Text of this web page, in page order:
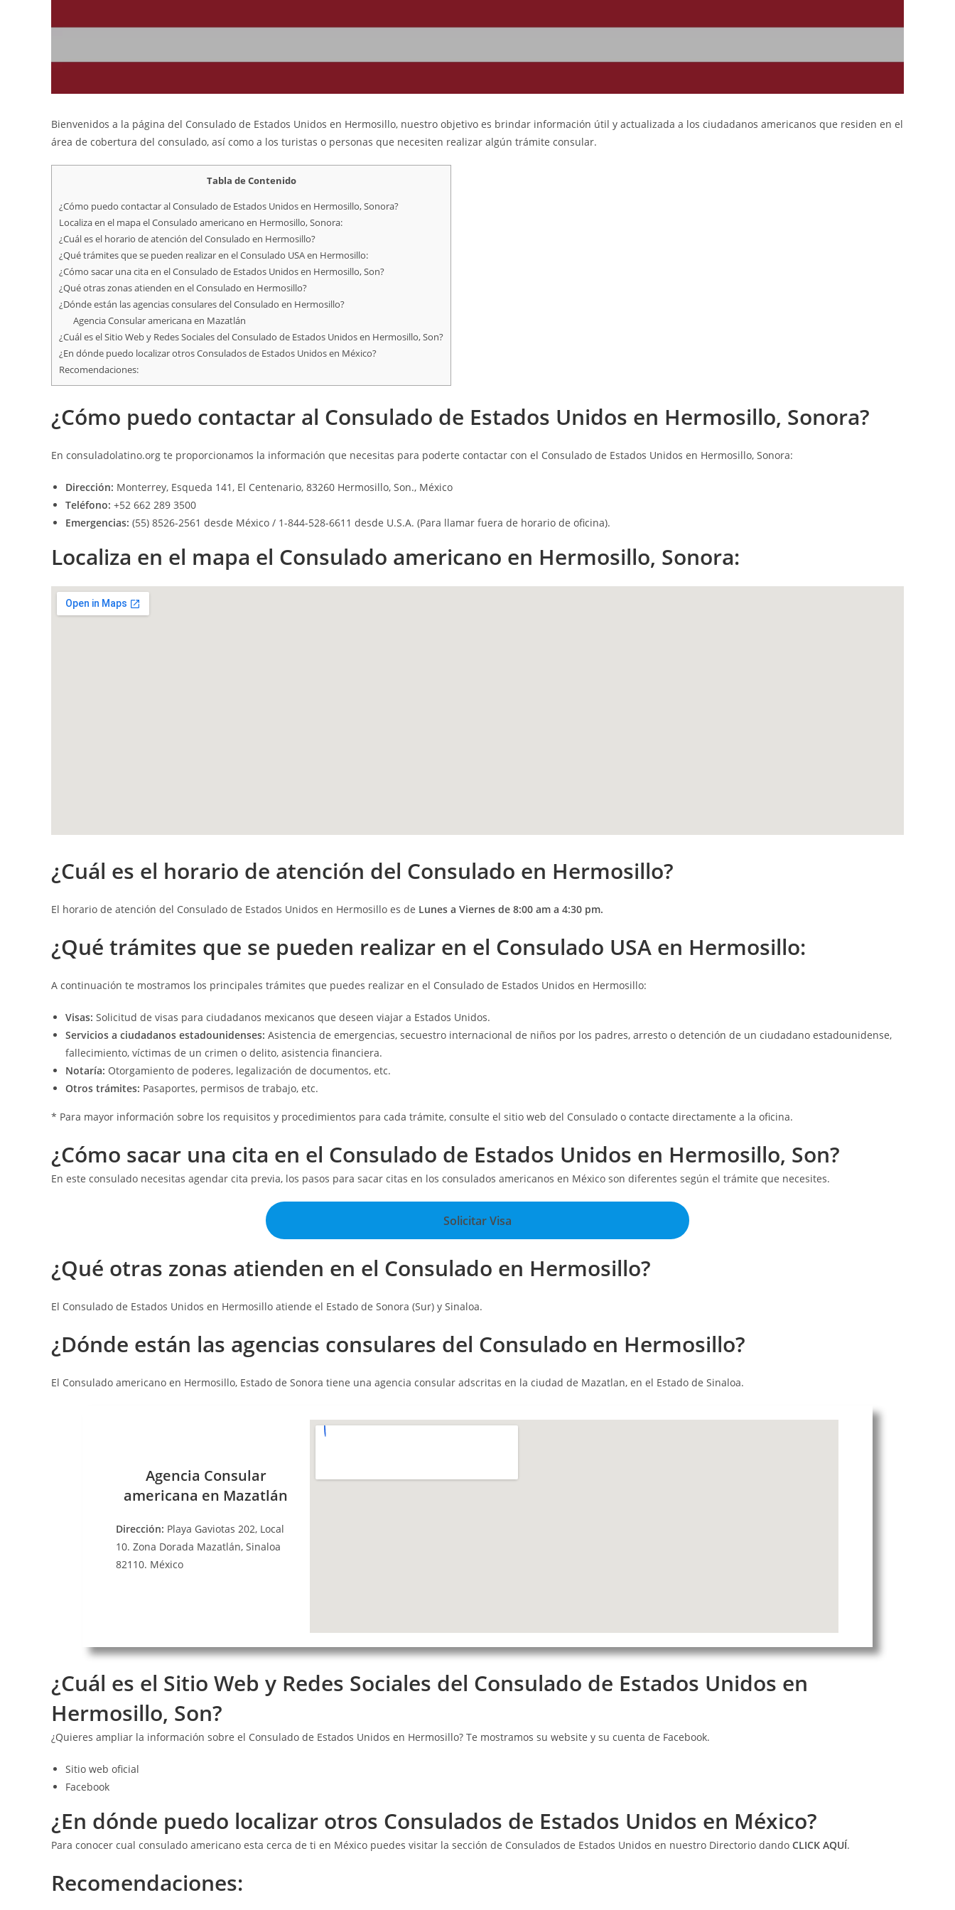
Bienvenidos a la página del Consulado de Estados Unidos en Hermosillo, nuestro objetivo es brindar información útil y actualizada a los ciudadanos americanos que residen en el
área de cobertura del consulado, así como a los turistas o personas que necesiten realizar algún trámite consular.
Tabla de Contenido
¿Cómo puedo contactar al Consulado de Estados Unidos en Hermosillo, Sonora?
Localiza en el mapa el Consulado americano en Hermosillo, Sonora:
¿Cuál es el horario de atención del Consulado en Hermosillo?
¿Qué trámites que se pueden realizar en el Consulado USA en Hermosillo:
¿Cómo sacar una cita en el Consulado de Estados Unidos en Hermosillo, Son?
¿Qué otras zonas atienden en el Consulado en Hermosillo?
¿Dónde están las agencias consulares del Consulado en Hermosillo?
Agencia Consular americana en Mazatlán
¿Cuál es el Sitio Web y Redes Sociales del Consulado de Estados Unidos en Hermosillo, Son?
¿En dónde puedo localizar otros Consulados de Estados Unidos en México?
Recomendaciones:
¿Cómo puedo contactar al Consulado de Estados Unidos en Hermosillo, Sonora?
En consuladolatino.org te proporcionamos la información que necesitas para poderte contactar con el Consulado de Estados Unidos en Hermosillo, Sonora:
Dirección: Monterrey, Esqueda 141, El Centenario, 83260 Hermosillo, Son., México
Teléfono: +52 662 289 3500
Emergencias: (55) 8526-2561 desde México / 1-844-528-6611 desde U.S.A. (Para llamar fuera de horario de oficina).
Localiza en el mapa el Consulado americano en Hermosillo, Sonora:
¿Cuál es el horario de atención del Consulado en Hermosillo?
El horario de atención del Consulado de Estados Unidos en Hermosillo es de Lunes a Viernes de 8:00 am a 4:30 pm.
¿Qué trámites que se pueden realizar en el Consulado USA en Hermosillo:
A continuación te mostramos los principales trámites que puedes realizar en el Consulado de Estados Unidos en Hermosillo:
Visas: Solicitud de visas para ciudadanos mexicanos que deseen viajar a Estados Unidos.
Servicios a ciudadanos estadounidenses: Asistencia de emergencias, secuestro internacional de niños por los padres, arresto o detención de un ciudadano estadounidense,
fallecimiento, víctimas de un crimen o delito, asistencia financiera.
Notaría: Otorgamiento de poderes, legalización de documentos, etc.
Otros trámites: Pasaportes, permisos de trabajo, etc.
* Para mayor información sobre los requisitos y procedimientos para cada trámite, consulte el sitio web del Consulado o contacte directamente a la oficina.
¿Cómo sacar una cita en el Consulado de Estados Unidos en Hermosillo, Son?
En este consulado necesitas agendar cita previa, los pasos para sacar citas en los consulados americanos en México son diferentes según el trámite que necesites.
Solicitar Visa
¿Qué otras zonas atienden en el Consulado en Hermosillo?
El Consulado de Estados Unidos en Hermosillo atiende el Estado de Sonora (Sur) y Sinaloa.
¿Dónde están las agencias consulares del Consulado en Hermosillo?
El Consulado americano en Hermosillo, Estado de Sonora tiene una agencia consular adscritas en la ciudad de Mazatlan, en el Estado de Sinaloa.
Agencia Consular
americana en Mazatlán
Dirección: Playa Gaviotas 202, Local
10. Zona Dorada Mazatlán, Sinaloa
82110. México
¿Cuál es el Sitio Web y Redes Sociales del Consulado de Estados Unidos en
Hermosillo, Son?
¿Quieres ampliar la información sobre el Consulado de Estados Unidos en Hermosillo? Te mostramos su website y su cuenta de Facebook.
Sitio web oficial
Facebook
¿En dónde puedo localizar otros Consulados de Estados Unidos en México?
Para conocer cual consulado americano esta cerca de ti en México puedes visitar la sección de Consulados de Estados Unidos en nuestro Directorio dando CLICK AQUÍ.
Recomendaciones: